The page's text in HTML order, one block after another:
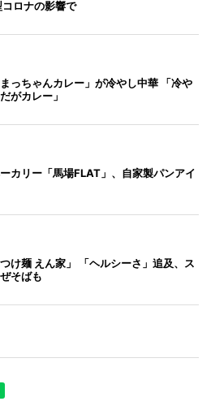
コロナの影響で
っちゃんカレー」が冷やし中華 「冷や
がカレー」
カリー「馬場FLAT」、自家製パンアイ
け麺 えん家」 「ヘルシーさ」追及、ス
そばも